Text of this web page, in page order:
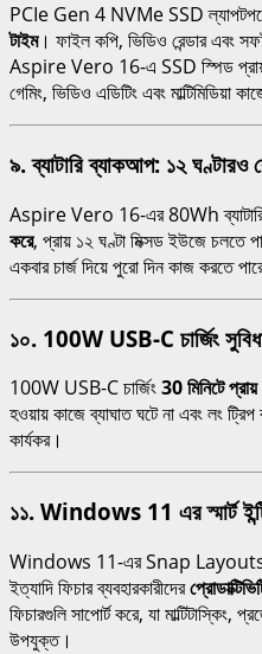
PCIe Gen 4 NVMe SSD
টাইম। ফাইল কপি, ভিডিও রেন্ডার এবং
Aspire Vero 16-এ SSD স্পিড
গেমিং, ভিডিও এডিটিং এবং মাল্টিমিডিয়া
৯. ব্যাটারি ব্যাকআপ: ১২ ঘণ্টারও
Aspire Vero 16-এর 80Wh
করে, প্রায় ১২ ঘণ্টা মিক্সড ইউজে চলতে
একবার চার্জ দিয়ে পুরো দিন কাজ করতে
১০. 100W USB-C চার্জিং
100W USB-C চার্জিং30 মিনিটে
হওয়ায় কাজে ব্যাঘাত ঘটে না এবং লং
কার্যকর।
১১. Windows 11 এর স্মার্ট
Windows 11-এর Snap
ইত্যাদি ফিচার ব্যবহারকারীদের
ফিচারগুলি সাপোর্ট করে, যা মাল্টিটাস্কিং,
উপযুক্ত।